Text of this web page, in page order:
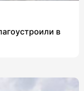
в